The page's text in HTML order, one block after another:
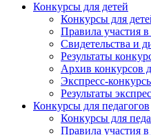
Конкурсы для детей
Конкурсы для
Правила участия в
Свидетельства и
Результаты
Архив конкурсов
Экспресс-
Результаты
Конкурсы для педагогов
Конкурсы для
Правила участия